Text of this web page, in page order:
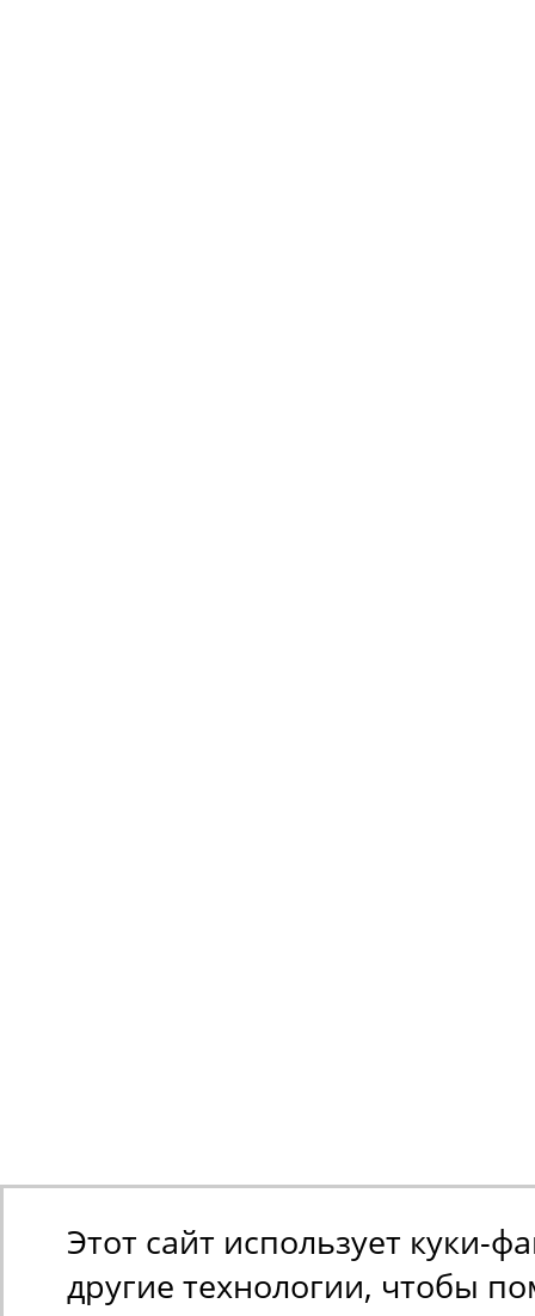
Этот сайт использует куки-
другие технологии, чтобы